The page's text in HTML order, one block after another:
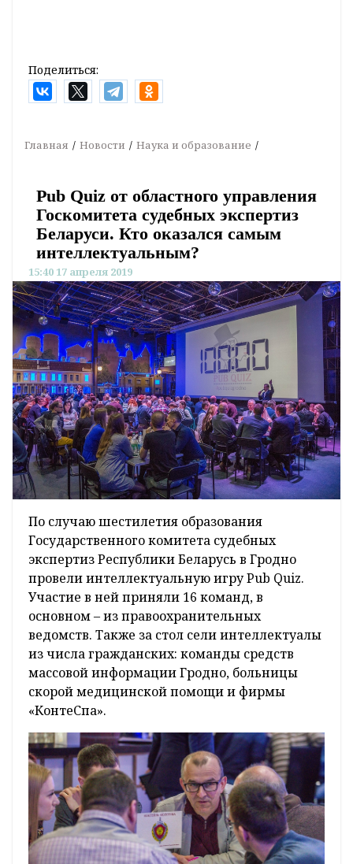
Поделиться:
Главная Новости Наука и образование
Pub Quiz от областного управления
Госкомитета судебных экспертиз
Беларуси. Кто оказался самым
интеллектуальным?
15:40 17 апреля 2019
По случаю шестилетия образования
Государственного комитета судебных
экспертиз Республики Беларусь в Гродно
провели интеллектуальную игру Pub Quiz.
Участие в ней приняли 16 команд, в
основном – из правоохранительных
ведомств. Также за стол сели интеллектуалы
из числа гражданских: команды средств
массовой информации Гродно, больницы
скорой медицинской помощи и фирмы
«КонтеСпа».